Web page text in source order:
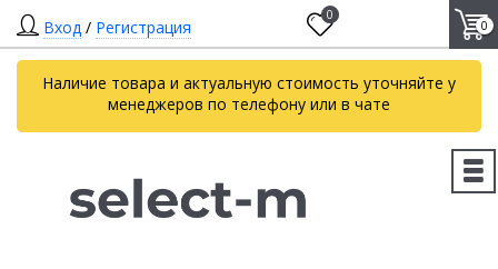
Вход / Регистрация
0
0
Наличие товара и актуальную стоимость уточняйте у
менеджеров по телефону или в чате